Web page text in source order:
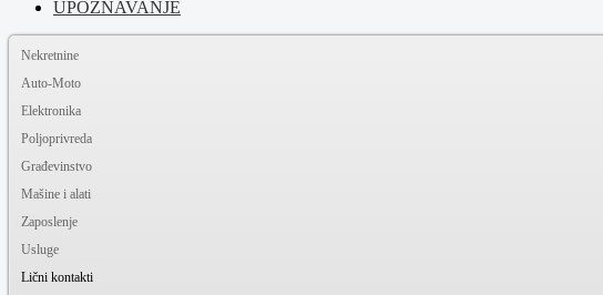
UPOZNAVANJE
Nekretnine
Auto-Moto
Elektronika
Poljoprivreda
Građevinstvo
Mašine i alati
Zaposlenje
Usluge
Lični kontakti